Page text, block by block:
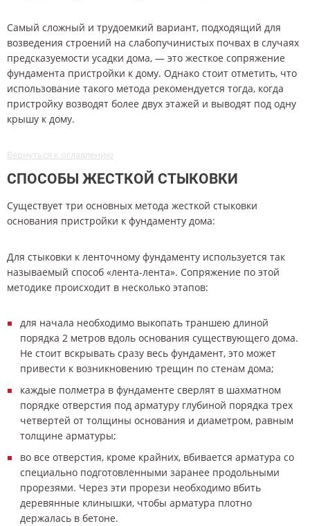
Самый сложный и трудоемкий вариант, подходящий для
возведения строений на слабопучинистых почвах в случаях
предсказуемости усадки дома, — это жесткое сопряжение
фундамента пристройки к дому. Однако стоит отметить, что
использование такого метода рекомендуется тогда, когда
пристройку возводят более двух этажей и выводят под одну
крышу к дому.
Вернуться к оглавлению
СПОСОБЫ ЖЕСТКОЙ СТЫКОВКИ
Существует три основных метода жесткой стыковки
основания пристройки к фундаменту дома:
Для стыковки к ленточному фундаменту используется так
называемый способ «лента-лента». Сопряжение по этой
методике происходит в несколько этапов:
для начала необходимо выкопать траншею длиной
порядка 2 метров вдоль основания существующего дома.
Не стоит вскрывать сразу весь фундамент, это может
привести к возникновению трещин по стенам дома;
каждые полметра в фундаменте сверлят в шахматном
порядке отверстия под арматуру глубиной порядка трех
четвертей от толщины основания и диаметром, равным
толщине арматуры;
во все отверстия, кроме крайних, вбивается арматура со
специально подготовленными заранее продольными
прорезями. Через эти прорези необходимо вбить
деревянные клинышки, чтобы арматура плотно
держалась в бетоне.